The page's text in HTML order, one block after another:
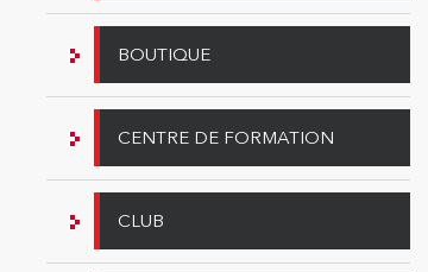
BOUTIQUE
CENTRE DE FORMATION
CLUB